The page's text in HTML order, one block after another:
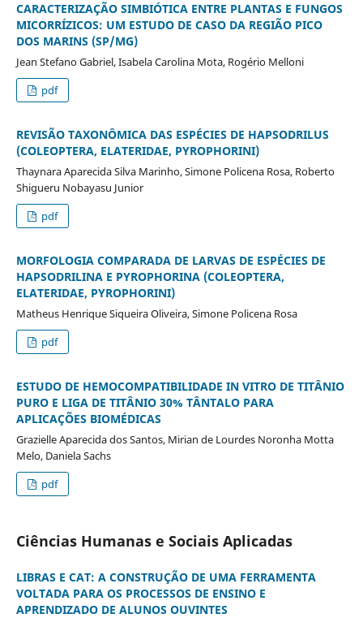
CARACTERIZAÇÃO SIMBIÓTICA ENTRE PLANTAS E FUNGOS
MICORRÍZICOS: UM ESTUDO DE CASO DA REGIÃO PICO
DOS MARINS (SP/MG)
Jean Stefano Gabriel, Isabela Carolina Mota, Rogério Melloni
pdf
REVISÃO TAXONÔMICA DAS ESPÉCIES DE HAPSODRILUS
(COLEOPTERA, ELATERIDAE, PYROPHORINI)
Thaynara Aparecida Silva Marinho, Simone Policena Rosa, Roberto
Shigueru Nobayasu Junior
pdf
MORFOLOGIA COMPARADA DE LARVAS DE ESPÉCIES DE
HAPSODRILINA E PYROPHORINA (COLEOPTERA,
ELATERIDAE, PYROPHORINI)
Matheus Henrique Siqueira Oliveira, Simone Policena Rosa
pdf
ESTUDO DE HEMOCOMPATIBILIDADE IN VITRO DE TITÂNIO
PURO E LIGA DE TITÂNIO 30% TÂNTALO PARA
APLICAÇÕES BIOMÉDICAS
Grazielle Aparecida dos Santos, Mirian de Lourdes Noronha Motta
Melo, Daniela Sachs
pdf
Ciências Humanas e Sociais Aplicadas
LIBRAS E CAT: A CONSTRUÇÃO DE UMA FERRAMENTA
VOLTADA PARA OS PROCESSOS DE ENSINO E
APRENDIZADO DE ALUNOS OUVINTES